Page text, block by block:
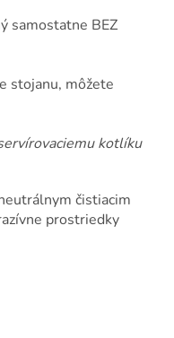
samostatne BEZ
stojanu, môžete
kotlíku
čistiacim
prostriedky